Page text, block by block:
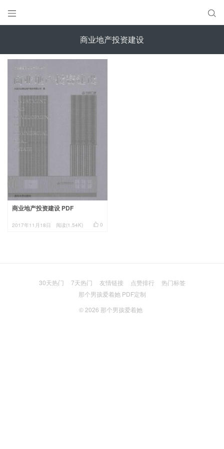
 
商业地产投资建设
商业地产投资建设 PDF
 0
2017年11月18日 阅读(1.54K)
30天热门 7天热门 友情链接 点赞排行
热门标签
那个男孩爱着她 PDF定制
© 2026 那个男孩爱着她